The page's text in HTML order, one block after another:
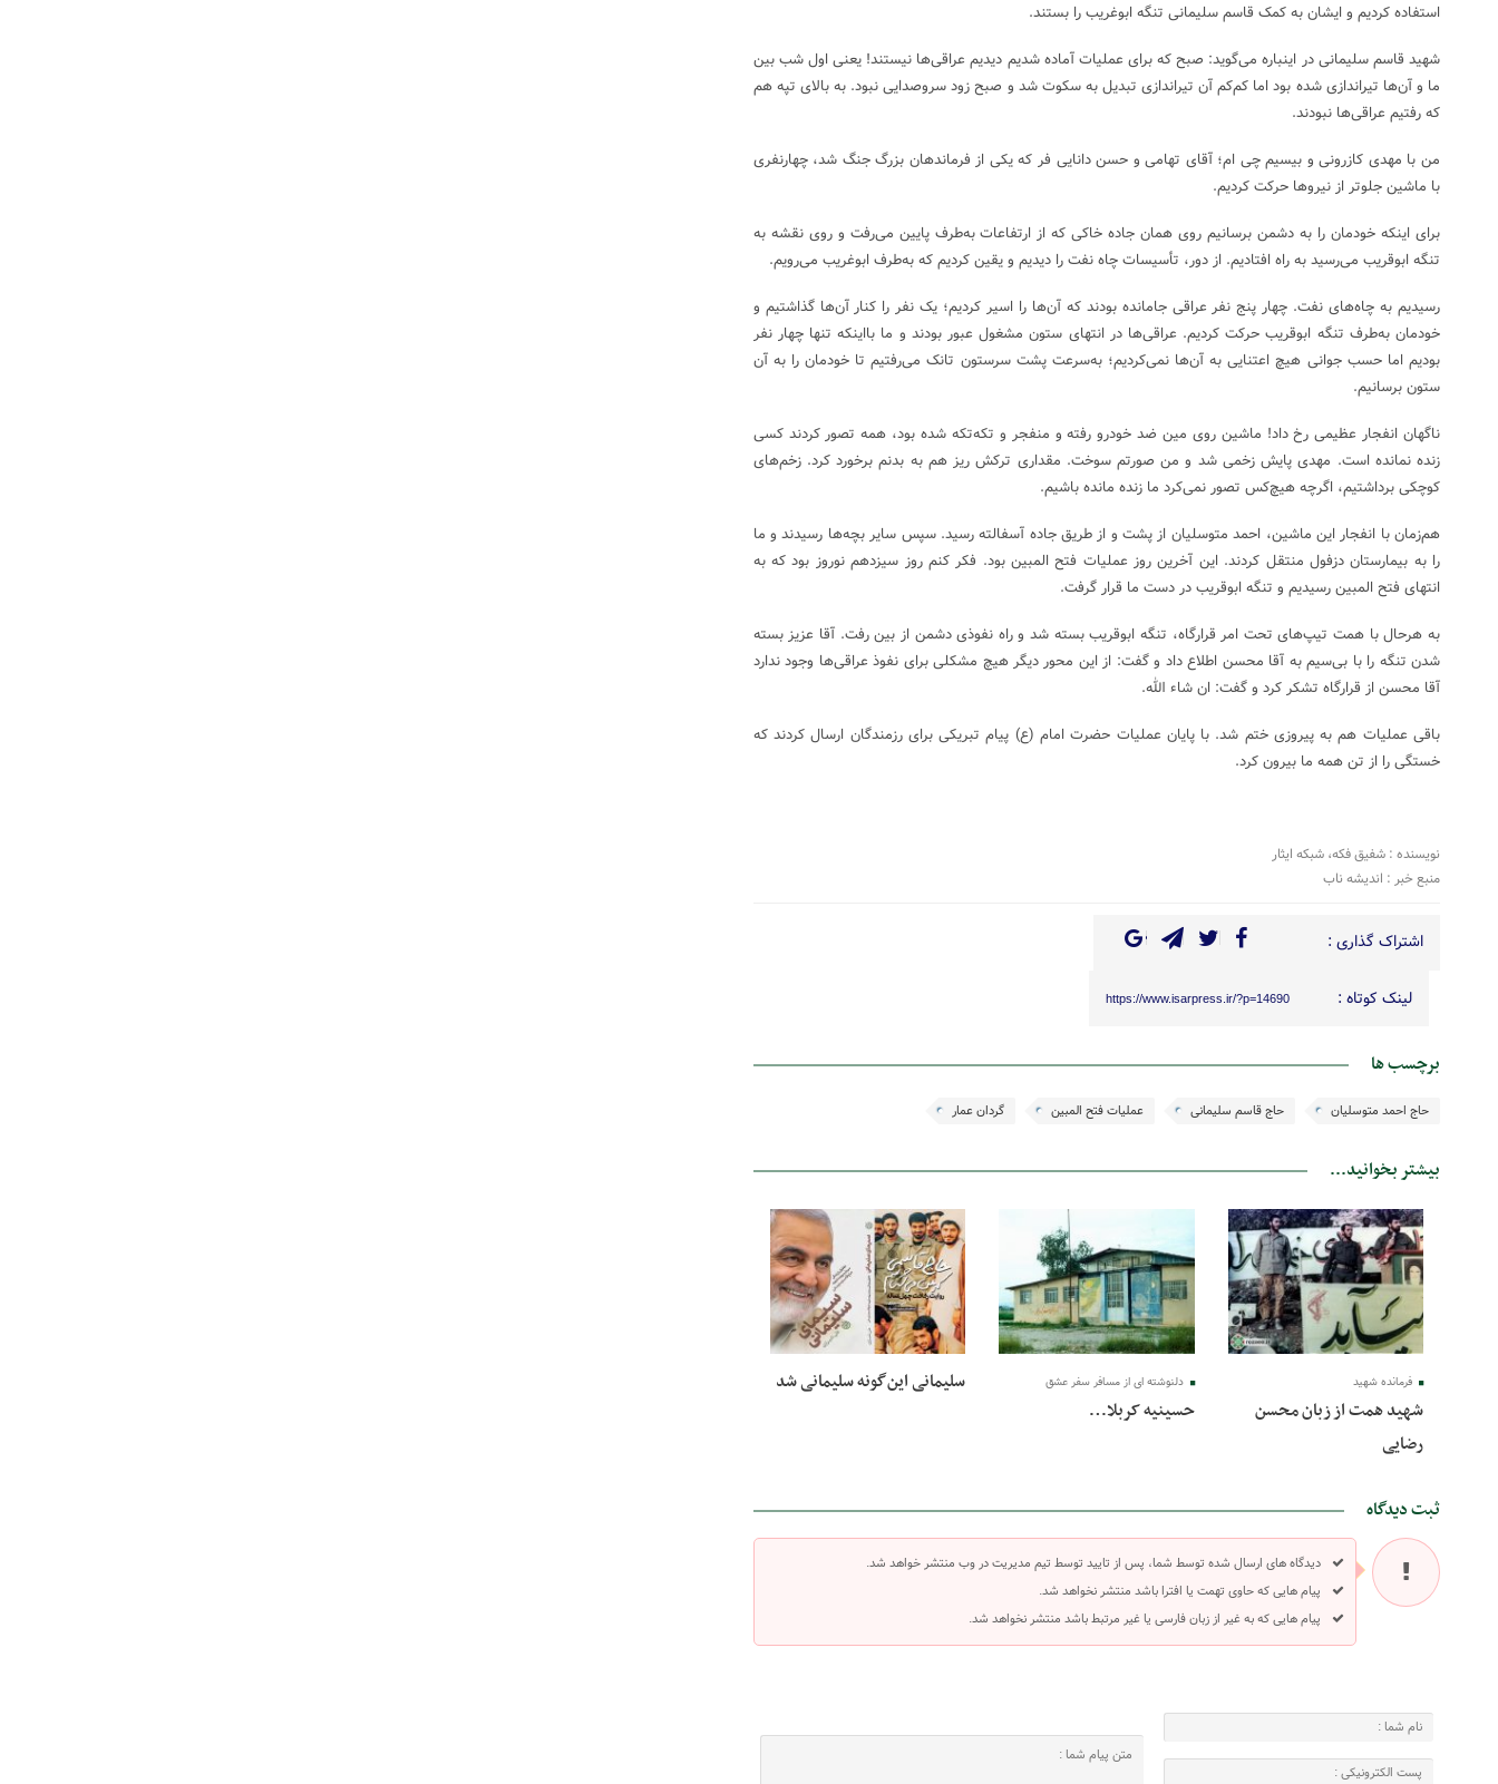
استفاده کردیم و ایشان به کمک قاسم سلیمانی تنگه ابوغریب را بستند.
شهید قاسم سلیمانی در اینباره می‌گوید: صبح که برای عملیات آماده شدیم دیدیم عراقی‌ها نیستند! یعنی اول شب بین
ما و آن‌ها تیراندازی شده بود اما کم‌کم آن تیراندازی تبدیل به سکوت شد و صبح زود سروصدایی نبود. به بالای تپه هم
که رفتیم عراقی‌ها نبودند.
من با مهدی کازرونی و بیسیم چی ام؛ آقای تهامی و حسن دانایی فر که یکی از فرماندهان بزرگ جنگ شد، چهارنفری
با ماشین جلوتر از نیروها حرکت کردیم.
برای اینکه خودمان را به دشمن برسانیم روی همان جاده خاکی که از ارتفاعات به‌طرف پایین می‌رفت و روی نقشه به
تنگه ابوقریب می‌رسید به راه افتادیم. از دور، تأسیسات چاه نفت را دیدیم و یقین کردیم که به‌طرف ابوغریب می‌رویم.
رسیدیم به چاه‌های نفت. چهار پنج نفر عراقی جامانده بودند که آن‌ها را اسیر کردیم؛ یک نفر را کنار آن‌ها گذاشتیم و
خودمان به‌طرف تنگه ابوقریب حرکت کردیم. عراقی‌ها در انتهای ستون مشغول عبور بودند و ما بااینکه تنها چهار نفر
بودیم اما حسب جوانی هیچ اعتنایی به آن‌ها نمی‌کردیم؛ به‌سرعت پشت سرستون تانک می‌رفتیم تا خودمان را به آن
ستون برسانیم.
ناگهان انفجار عظیمی رخ داد! ماشین روی مین ضد خودرو رفته و منفجر و تکه‌تکه شده بود، همه تصور کردند کسی
زنده نمانده است. مهدی پایش زخمی شد و من صورتم سوخت. مقداری ترکش ریز هم به بدنم برخورد کرد. زخم‌های
کوچکی برداشتیم، اگرچه هیچ‌کس تصور نمی‌کرد ما زنده مانده باشیم.
هم‌زمان با انفجار این ماشین، احمد متوسلیان از پشت و از طریق جاده آسفالته رسید. سپس سایر بچه‌ها رسیدند و ما
را به بیمارستان دزفول منتقل کردند. این آخرین روز عملیات فتح المبین بود. فکر کنم روز سیزدهم نوروز بود که به
انتهای فتح المبین رسیدیم و تنگه ابوقریب در دست ما قرار گرفت.
به‌ هرحال با همت تیپ‌های تحت امر قرارگاه، تنگه ابوقریب بسته شد و راه نفوذی دشمن از بین رفت. آقا عزیز بسته
شدن تنگه را با بی‌سیم به آقا محسن اطلاع داد و گفت: از این محور دیگر هیچ مشکلی برای نفوذ عراقی‌ها وجود ندارد
آقا محسن از قرارگاه تشکر کرد و گفت: ان شاء الله.
باقی عملیات هم به پیروزی ختم شد. با پایان عملیات حضرت امام (ع) پیام تبریکی برای رزمندگان ارسال کردند که
خستگی را از تن همه ما بیرون کرد.
نویسنده : شفیق فکه، شبکه ایثار
منبع خبر : اندیشه ناب
اشتراک گذاری :
لینک کوتاه : https://www.isarpress.ir/?p=14690
برچسب ها
حاج احمد متوسلیان حاج قاسم سلیمانی عملیات فتح المبین گردان عمار
بیشتر بخوانید...
24 اسفند 1403
فرمانده شهید
شهید همت از زبان محسن
رضایی
دلنوشته ای از مسافر سفر عشق
حسینیه کربلا…
14 دی 1400
سلیمانی این‌گونه سلیمانی شد
ثبت دیدگاه
دیدگاه های ارسال شده توسط شما، پس از تایید توسط تیم مدیریت در وب منتشر خواهد شد.
پیام هایی که حاوی تهمت یا افترا باشد منتشر نخواهد شد.
پیام هایی که به غیر از زبان فارسی یا غیر مرتبط باشد منتشر نخواهد شد.